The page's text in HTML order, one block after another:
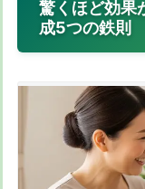
驚くほど効果
成5つの鉄則